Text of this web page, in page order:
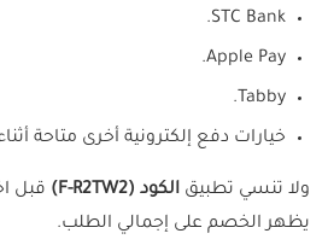
STC Bank.
Apple Pay.
Tabby.
خيارات دفع إلكترونية أخرى متاحة
ولا تنسي تطبيق الكود (F-R2TW2)
قبل
يظهر الخصم على إجمالي الطلب.